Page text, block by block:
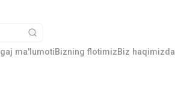
ma'lumotiBizning flotimizBiz haqimizda